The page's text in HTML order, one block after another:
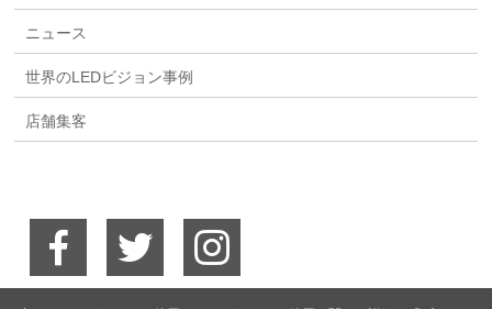
ニュース
世界のLEDビジョン事例
店舗集客